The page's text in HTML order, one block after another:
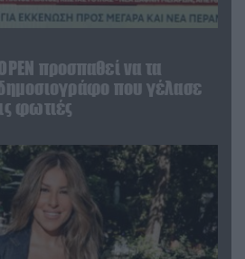
προσπαθεί να τα
που γέλασε
φωτιές